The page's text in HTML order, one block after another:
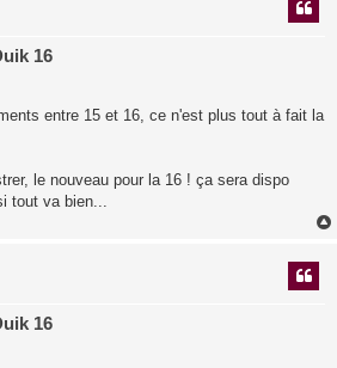
16
entre 15 et 16, ce n'est plus tout à fait la
le nouveau pour la 16 ! ça sera dispo
tout va bien...
16